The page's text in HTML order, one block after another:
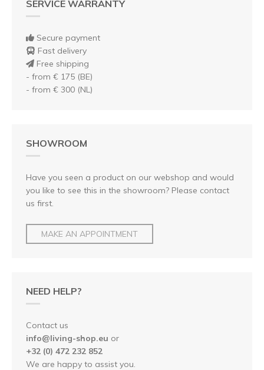
SERVICE WARRANTY
Secure payment
Fast delivery
Free shipping
- from € 175 (BE)
- from € 300 (NL)
SHOWROOM
Have you seen a product on our webshop and would
you like to see this in the showroom? Please contact
us first.
MAKE AN APPOINTMENT
NEED HELP?
Contact us
info@living-shop.eu or
+32 (0) 472 232 852
We are happy to assist you.